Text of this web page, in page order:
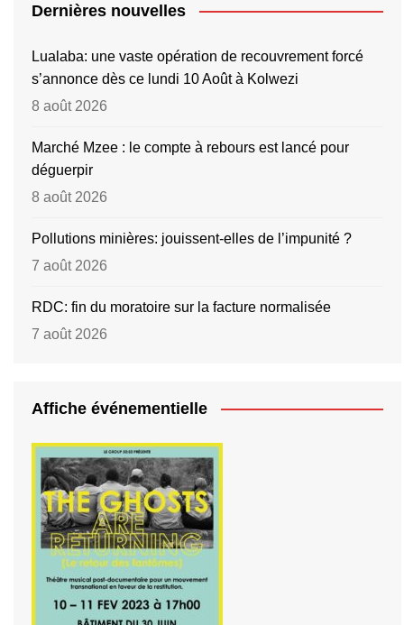
Dernières nouvelles
Lualaba: une vaste opération de recouvrement forcé
s’annonce dès ce lundi 10 Août à Kolwezi
8 août 2026
Marché Mzee : le compte à rebours est lancé pour
déguerpir
8 août 2026
Pollutions minières: jouissent-elles de l’impunité ?
7 août 2026
RDC: fin du moratoire sur la facture normalisée
7 août 2026
Affiche événementielle